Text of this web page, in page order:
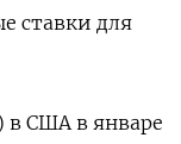
ставки для
в США в январе